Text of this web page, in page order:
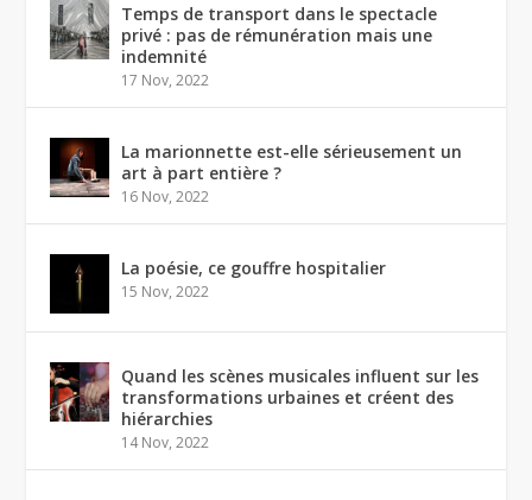
Temps de transport dans le spectacle
privé : pas de rémunération mais une
indemnité
17 Nov, 2022
La marionnette est-elle sérieusement un
art à part entière ?
16 Nov, 2022
La poésie, ce gouffre hospitalier
15 Nov, 2022
Quand les scènes musicales influent sur les
transformations urbaines et créent des
hiérarchies
14 Nov, 2022